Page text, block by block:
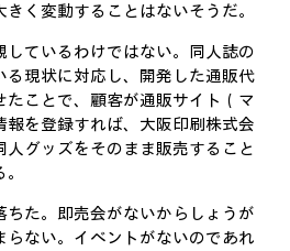
く変動することはないそうだ。
ているわけではない。同人誌の
る現状に対応し、開発した通販代
ことで、顧客が通販サイト（マ
報を登録すれば、大阪印刷株式会
グッズをそのまま販売すること
た。即売会がないからしょうが
らない。イベントがないのであれ